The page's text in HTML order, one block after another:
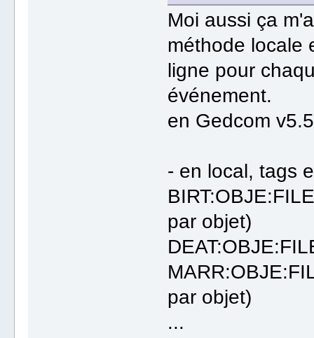
Moi aussi ça
méthode locale
ligne pour
événement.
en Gedcom
- en local, tags
par objet)
par objet)
...